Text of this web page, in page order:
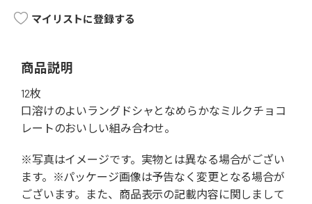
マイリストに登録する
商品説明
12枚
口溶けのよいラングドシャとなめらかなミルクチョコ
レートのおいしい組み合わせ。
※写真はイメージです。実物とは異なる場合がござい
ます。※パッケージ画像は予告なく変更となる場合が
ございます。また、商品表示の記載内容に関しまして